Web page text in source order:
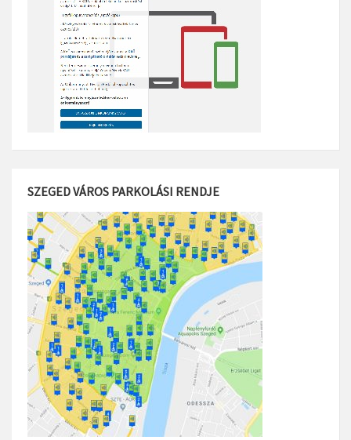
SZEGED VÁROS PARKOLÁSI RENDJE